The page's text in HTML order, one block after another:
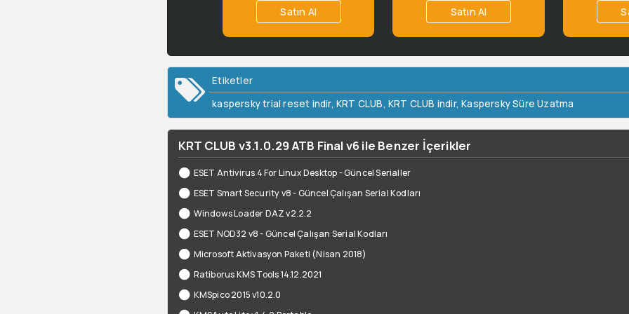
Satın Al
Satın Al
Etiketler
kaspersky trial reset indir,KRT CLUB,KRT CLUB indir,Kaspersky Süre Uzatma
KRT CLUB v3.1.0.29 ATB Final v6 ile Benzer İçerikler
ESET Antivirus 4 For Linux Desktop - Güncel Serialler
ESET Smart Security v8 - Güncel Çalışan Serial Kodları
Windows Loader DAZ v2.2.2
ESET NOD32 v8 - Güncel Çalışan Serial Kodları
Microsoft Aktivasyon Paketi (Nisan 2018)
Ratiborus KMS Tools 14.12.2021
KMSpico 2015 v10.2.0